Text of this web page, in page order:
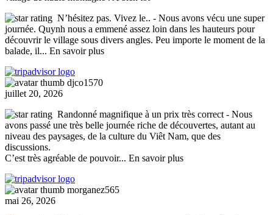
N’hésitez pas. Vivez le.. - Nous avons vécu une super
journée. Quynh nous a emmené assez loin dans les hauteurs pour
découvrir le village sous divers angles. Peu importe le moment de la
balade, il... En savoir plus
djco1570
juillet 20, 2026
Randonné magnifique à un prix très correct - Nous
avons passé une très belle journée riche de découvertes, autant au
niveau des paysages, de la culture du Viêt Nam, que des
discussions.
C’est très agréable de pouvoir... En savoir plus
morganez565
mai 26, 2026